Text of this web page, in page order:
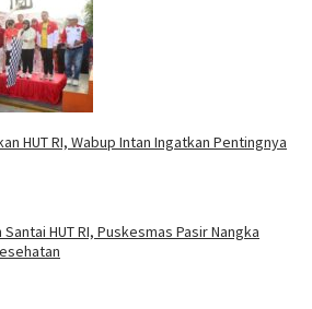
HUT RI, Wabup Intan Ingatkan Pentingnya
HUT RI, Puskesmas Pasir Nangka